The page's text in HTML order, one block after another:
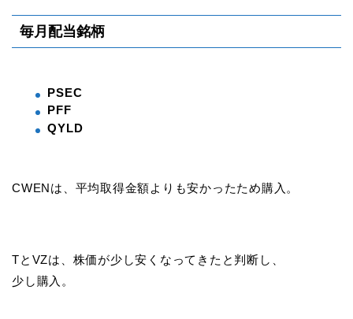
毎月配当銘柄
PSEC
PFF
QYLD
CWENは、平均取得金額よりも安かったため購入。
TとVZは、株価が少し安くなってきたと判断し、
少し購入。